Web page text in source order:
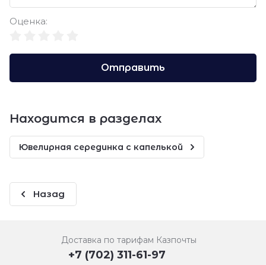
Оценка:
Отправить
Находится в разделах
Ювелирная серединка с капелькой
Назад
Доставка по тарифам Казпочты
+7 (702) 311-61-97